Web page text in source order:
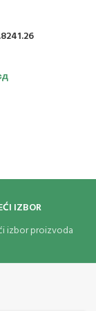
IZBOR
izbor proizvoda